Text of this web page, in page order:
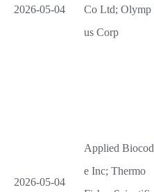
2026-05-04
Co Ltd; Olymp
us Corp
2026-05-04
Applied Biocod
e Inc; Thermo